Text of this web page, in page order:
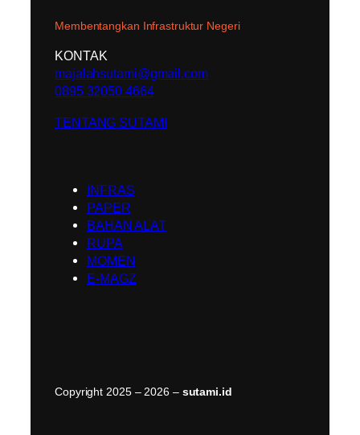
Membentangkan Infrastruktur Negeri
KONTAK
majalahsutami@gmail.com
0895 32050 4664
TENTANG SUTAMI
INFRAS
PAPER
BAHAN ALAT
RUPA
MOMEN
E-MAGZ
Copyright 2025 – 2026 – sutami.id